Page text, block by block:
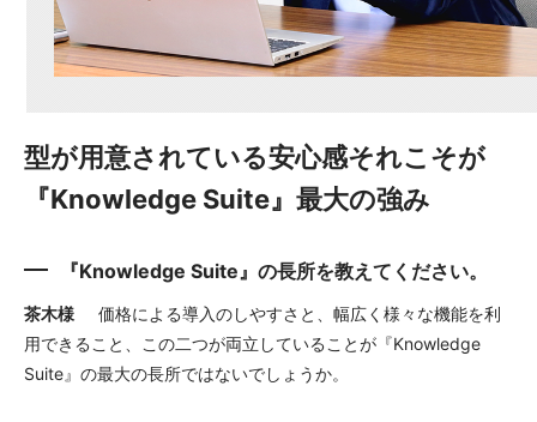
型が用意されている安心感それこそが
『Knowledge Suite』最大の強み
『Knowledge Suite』の長所を教えてください。
茶木様
価格による導入のしやすさと、幅広く様々な機能を利
用できること、この二つが両立していることが『Knowledge
Suite』の最大の長所ではないでしょうか。